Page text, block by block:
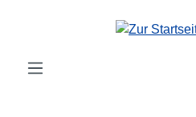
Zum Hauptinhalt springen